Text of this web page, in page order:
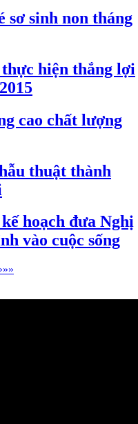
sơ sinh non tháng
hiện thắng lợi
cao chất lượng
thuật thành
hoạch đưa Nghị
vào cuộc sống
»»